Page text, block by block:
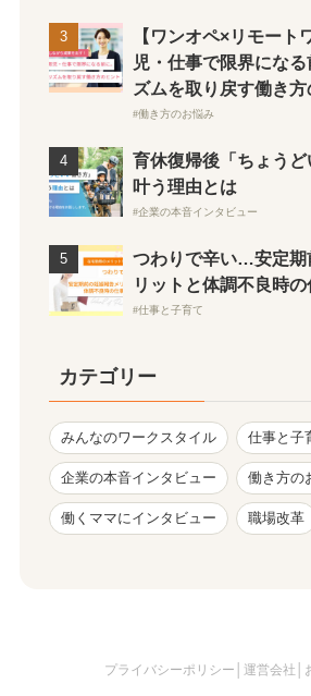
【ワンオペ×リモート
児・仕事で限界にな
ズムを取り戻す働き方
働き方のお悩み
育休復帰後「ちょう
叶う理由とは
企業の本音インタビュー
つわりで辛い…安定期
リットと体調不良時
仕事と子育て
カテゴリー
みんなのワークスタイル 仕事と子
企業の本音インタビュー 働き方の
働くママにインタビュー 職場改革
プライバシーポリシー 運営会社